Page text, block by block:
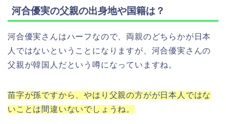
河合優実の父親の出身地や国籍は？
河合優実さんはハーフなので、両親のどちらかが日本
人ではないということになりますが、河合優実さんの
父親が韓国人だという噂になっていますね。
苗字が孫ですから、やはり父親の方がが日本人ではな
いことは間違いないでしょうね。